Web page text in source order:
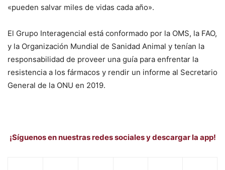
«pueden salvar miles de vidas cada año».
El Grupo Interagencial está conformado por la OMS, la FAO,
y la Organización Mundial de Sanidad Animal y tenían la
responsabilidad de proveer una guía para enfrentar la
resistencia a los fármacos y rendir un informe al Secretario
General de la ONU en 2019.
¡Síguenos en nuestras redes sociales y descargar la app!